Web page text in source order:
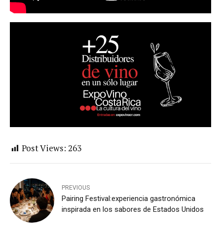
Post Views: 263
PREVIOUS
Pairing Festival:experiencia gastronómica
inspirada en los sabores de Estados Unidos